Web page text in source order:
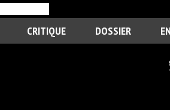
CRITIQUE DOSSIER